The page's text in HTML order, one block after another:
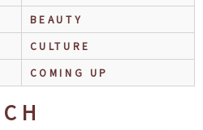
BEAUTY
CULTURE
COMING UP